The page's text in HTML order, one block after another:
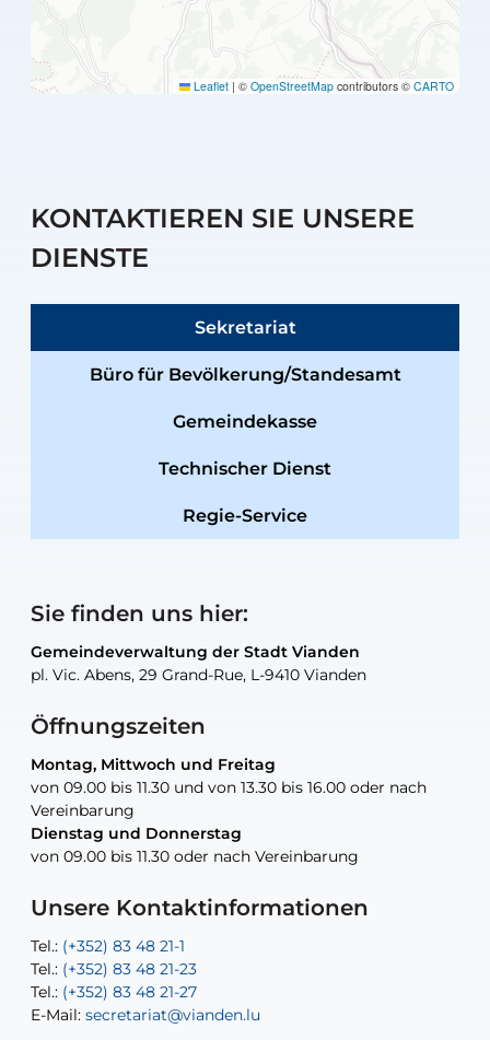
Leaflet | © OpenStreetMap contributors © CARTO
KONTAKTIEREN SIE UNSERE
DIENSTE
Sekretariat
Büro für Bevölkerung/Standesamt
Gemeindekasse
Technischer Dienst
Regie-Service
Sie finden uns hier:
Gemeindeverwaltung der Stadt Vianden
pl. Vic. Abens, 29 Grand-Rue, L-9410 Vianden
Öffnungszeiten
Montag, Mittwoch und Freitag
von 09.00 bis 11.30 und von 13.30 bis 16.00 oder nach
Vereinbarung
Dienstag und Donnerstag
von 09.00 bis 11.30 oder nach Vereinbarung
Unsere Kontaktinformationen
Tel.: (+352) 83 48 21-1
Tel.: (+352) 83 48 21-23
Tel.: (+352) 83 48 21-27
E-Mail: secretariat@vianden.lu
Gemeindeverwaltung der Stadt Vianden
pl. Vic. Abens, 29 Grand-Rue, L-9410 Vianden
Montag, Mittwoch und Freitag
von 09.00 bis 11.30 und von 13.30 bis 16.00 oder nach
Vereinbarung
Dienstag und Donnerstag
von 09.00 bis 11.30 oder nach Vereinbarung
Tel.: (+352) 83 48 21-20
Tel.: (+352) 83 48 21-22
E-Mail:sofia.carvalho@vianden.lu
E-Mail: diane.storn@vianden.lu
Gemeindeverwaltung der Stadt Vianden
pl. Vic. Abens, 29 Grand-Rue, L-9410 Vianden
nur nach Vereinbarung
Tel.: (+352) 83 48 21-24
Gemeindeverwaltung der Stadt Vianden
pl. Vic. Abens, 29 Grand-Rue, L-9410 Vianden
nur nach Vereinbarung
E-Mail: aisha.abdullah@vianden.lu
E-Mail:jos.cormemans@vianden.lu
Gemeindewerkstatt der Stadt Vianden
30, rue Neugarten, L-9422 Vianden
nur nach Vereinbarung
Tel.: (+352) 83 48 21-51
E-Mail:atelier@vianden.lu